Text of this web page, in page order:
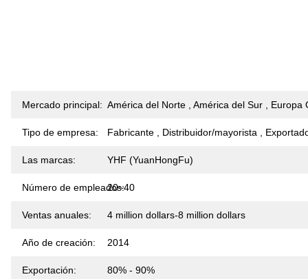
Mercado principal: América del Norte , América del Sur ,
Tipo de empresa: Fabricante , Distribuidor/mayorista ,
Las marcas: YHF (YuanHongFu)
Número de empleados:
20~40
Ventas anuales: 4 million dollars-8 million dollars
Año de creación: 2014
Exportación: 80% - 90%